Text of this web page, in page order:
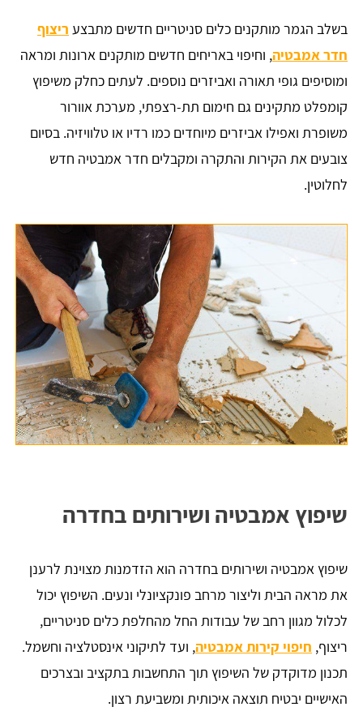
בשלב הגמר מותקנים כלים סניטריים חדשים מתבצע ריצוף
חדר אמבטיה, וחיפוי באריחים חדשים מותקנים ארונות ומראה
ומוסיפים גופי תאורה ואביזרים נוספים. לעתים כחלק משיפוץ
קומפלט מתקינים גם חימום תת-רצפתי, מערכת אוורור
משופרת ואפילו אביזרים מיוחדים כמו רדיו או טלוויזיה. בסיום
צובעים את הקירות והתקרה ומקבלים חדר אמבטיה חדש
לחלוטין.
שיפוץ אמבטיה ושירותים בחדרה
שיפוץ אמבטיה ושירותים בחדרה הוא הזדמנות מצוינת לרענן
את מראה הבית וליצור מרחב פונקציונלי ונעים. השיפוץ יכול
לכלול מגוון רחב של עבודות החל מהחלפת כלים סניטריים,
ריצוף, חיפוי קירות אמבטיה, ועד לתיקוני אינסטלציה וחשמל.
תכנון מדוקדק של השיפוץ תוך התחשבות בתקציב ובצרכים
האישיים יבטיח תוצאה איכותית ומשביעת רצון.